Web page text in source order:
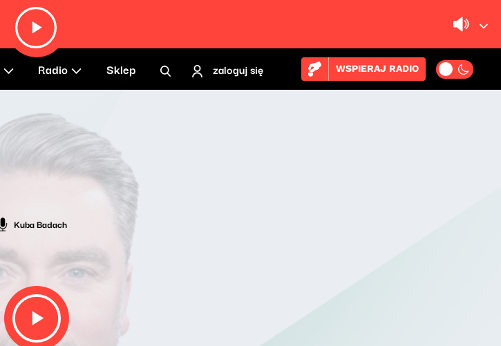
Radio Sklep zaloguj się WSPIERAJ RADIO
Kuba Badach